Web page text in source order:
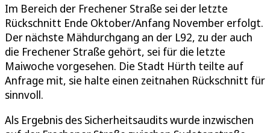
Im Bereich der Frechener Straße sei der letzte
Rückschnitt Ende Oktober/Anfang November erfolgt.
Der nächste Mähdurchgang an der L92, zu der auch
die Frechener Straße gehört, sei für die letzte
Maiwoche vorgesehen. Die Stadt Hürth teilte auf
Anfrage mit, sie halte einen zeitnahen Rückschnitt für
sinnvoll.
Als Ergebnis des Sicherheitsaudits wurde inzwischen